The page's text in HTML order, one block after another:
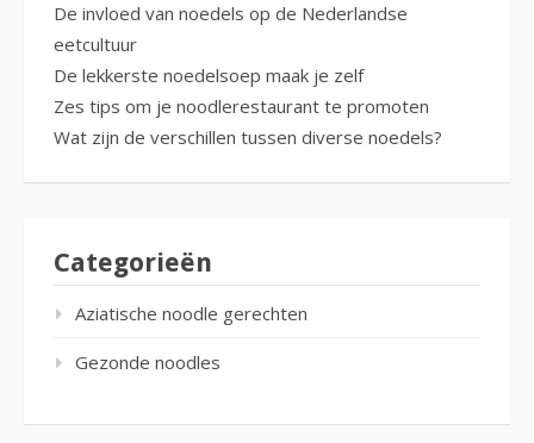
De invloed van noedels op de Nederlandse
eetcultuur
De lekkerste noedelsoep maak je zelf
Zes tips om je noodlerestaurant te promoten
Wat zijn de verschillen tussen diverse noedels?
Categorieën
Aziatische noodle gerechten
Gezonde noodles